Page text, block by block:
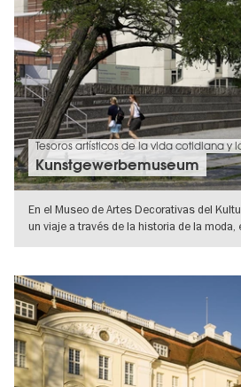
Tesoros artísticos de la vida cotidiana y
Kunstgewerbemuseum
En el Museo de Artes Decorativas del
un viaje a través de la historia de la moda,